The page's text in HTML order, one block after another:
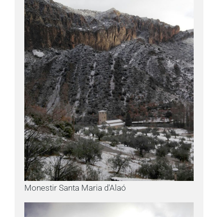
Monestir Santa Maria d'Alaó